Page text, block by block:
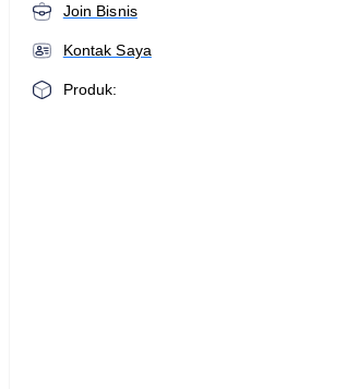
Join Bisnis
Kontak Saya
Produk: